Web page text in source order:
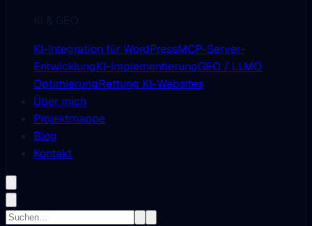
KI-Integration für WordPressMCP-Server-
EntwicklungKI-ImplementierungGEO / LLMO
OptimierungRettung KI-Websites
Über mich
Projektmappe
Blog
Kontakt